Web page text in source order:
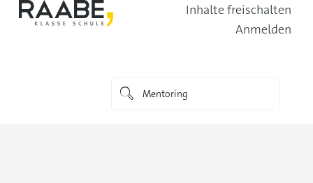
Inhalte freischalten
Anmelden